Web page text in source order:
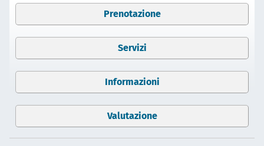
Prenotazione
Servizi
Informazioni
Valutazione